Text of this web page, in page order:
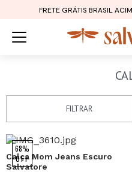
FRETE GRÁTIS BRASIL
FILTRAR
68%
OFF
Calça Mom Jeans Escuro
Salvatore